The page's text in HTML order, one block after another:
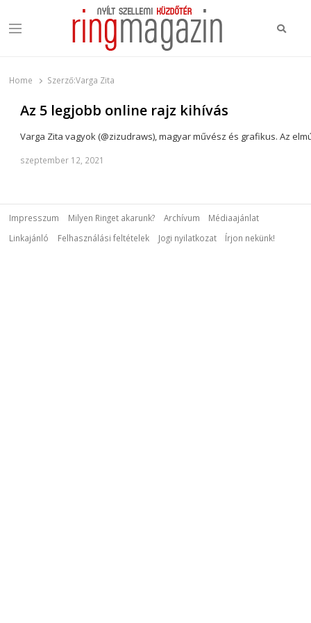
Menu
Home Szerző:Varga Zita
Az 5 legjobb online rajz kihívás
Varga Zita vagyok (@zizudraws), magyar művész és grafikus. Az
szeptember 12, 2021
Impresszum Milyen Ringet akarunk? Archívum
Médiaajánlat
Linkajánló
Felhasználási feltételek Jogi nyilatkozat Írjon nekünk!